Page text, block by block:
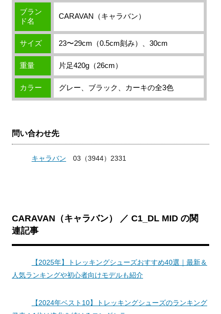
ブラン
ド名
CARAVAN（キャラバン）
サイズ 23〜29cm （0.5cm刻み）、 30cm
重量 片足420g （26cm）
カラー グレー、ブラック、カーキの全3色
問い合わせ先
キャラバン 03 （3944） 2331
CARAVAN（キャラバン） ／ C1_DL MID の関
連記事
【2025年】トレッキングシューズおすすめ40選｜最新＆
人気ランキングや初心者向けモデルも紹介
【2024年ベスト10】トレッキングシューズのランキング